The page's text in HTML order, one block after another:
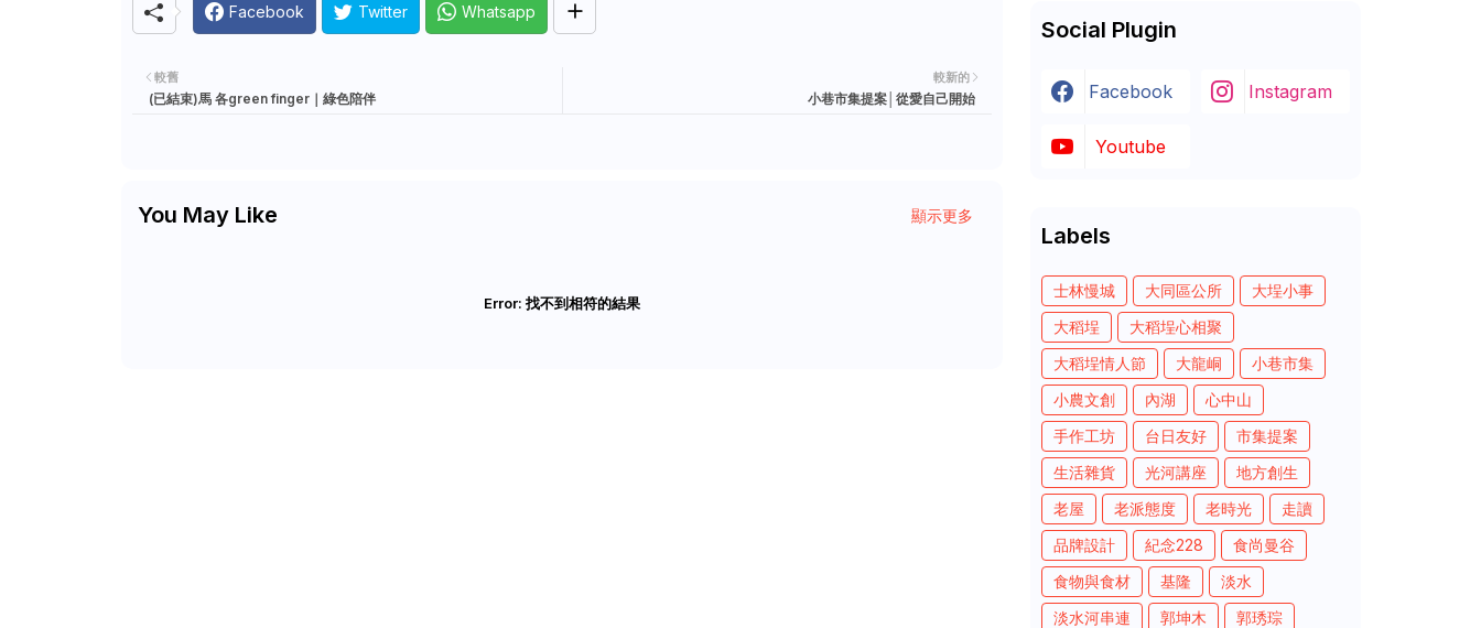
Facebook Twitter Whatsapp
較新的
小巷市集提案│從愛自己開始
較舊
(已結束)馬 各green finger｜綠色陪伴
You May Like 顯示更多
Error: 找不到相符的結果
Social Plugin
Facebook Instagram
Youtube
Labels
士林慢城 大同區公所
大埕小事
大稻埕
大稻埕心相聚
大稻埕情人節
大龍峒
小巷市集
小農文創
內湖
心中山
手作工坊
台日友好
市集提案
生活雜貨
光河講座
地方創生
老屋
老派態度 老時光
走讀
品牌設計
紀念228
食尚曼谷
食物與食材
基隆
淡水
淡水河串連
郭坤木
郭琇琮